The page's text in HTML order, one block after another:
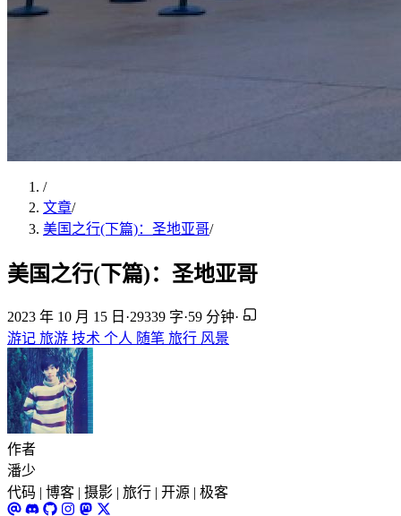
/
文章/
美国之行(下篇)：圣地亚哥/
美国之行(下篇)：圣地亚哥
2023 年 10 月 15 日 ·29339 字·59 分钟·
游记 旅游 技术 个人 随笔 旅行 风景
作者
潘少
代码 | 博客 | 摄影 | 旅行 | 开源 | 极客